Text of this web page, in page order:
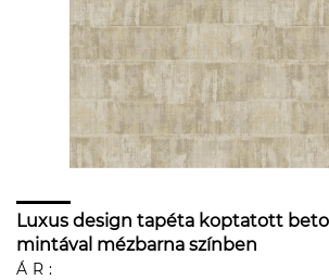
Luxus design tapéta koptatott
mintával mézbarna színben
ÁR: